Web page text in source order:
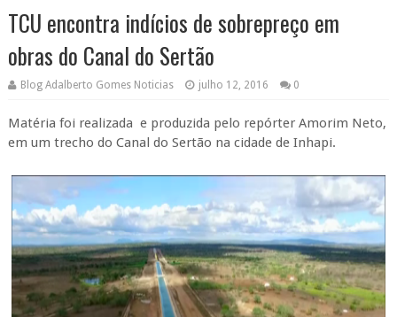
TCU encontra indícios de sobrepreço em
obras do Canal do Sertão
Blog Adalberto Gomes Noticias julho 12, 2016 0
Matéria foi realizada e produzida pelo repórter Amorim Neto,
em um trecho do Canal do Sertão na cidade de Inhapi.